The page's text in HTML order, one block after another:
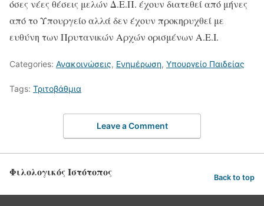
όσες νέες θέσεις μελών Δ.Ε.Π. έχουν διατεθεί από μήνες
από το Υπουργείο αλλά δεν έχουν προκηρυχθεί με
ευθύνη των Πρυτανικών Αρχών ορισμένων Α.Ε.Ι.
Categories: Ανακοινώσεις, Ενημέρωση, Υπουργείο Παιδείας
Tags: Τριτοβάθμια
Leave a Comment
Φιλολογικός Ιστότοπος Back to top